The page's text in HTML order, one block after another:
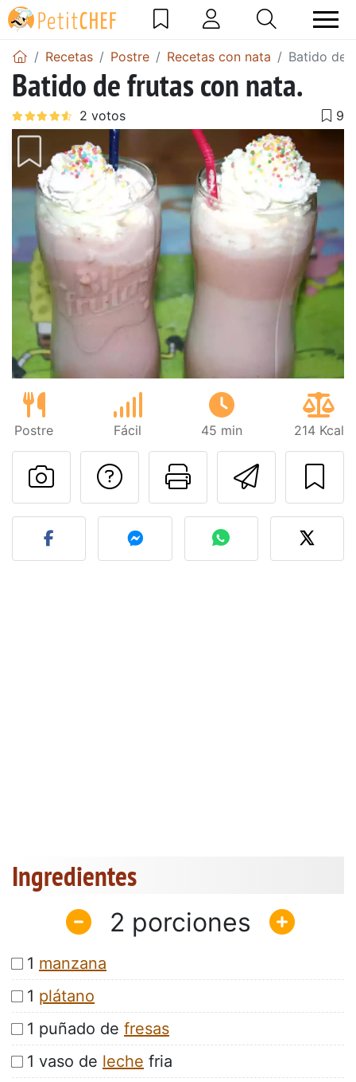
Recetas Postre Recetas con nata Batido de
Batido de frutas con nata.
Postre Fácil 45 min 214 Kcal
Imprimir
Preguntar al autor
Publicar la foto de esta
Ingredientes
2
1 manzana
1 plátano
1 puñado de fresas
1 vaso de leche fria